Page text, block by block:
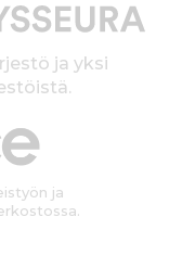
ja yksi
ja